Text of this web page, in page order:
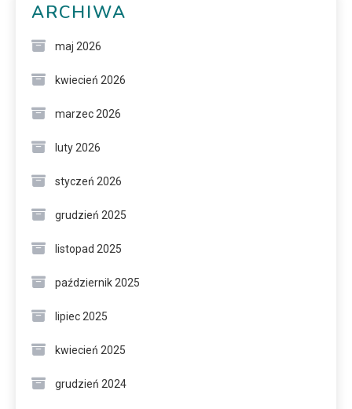
ARCHIWA
maj 2026
kwiecień 2026
marzec 2026
luty 2026
styczeń 2026
grudzień 2025
listopad 2025
październik 2025
lipiec 2025
kwiecień 2025
grudzień 2024